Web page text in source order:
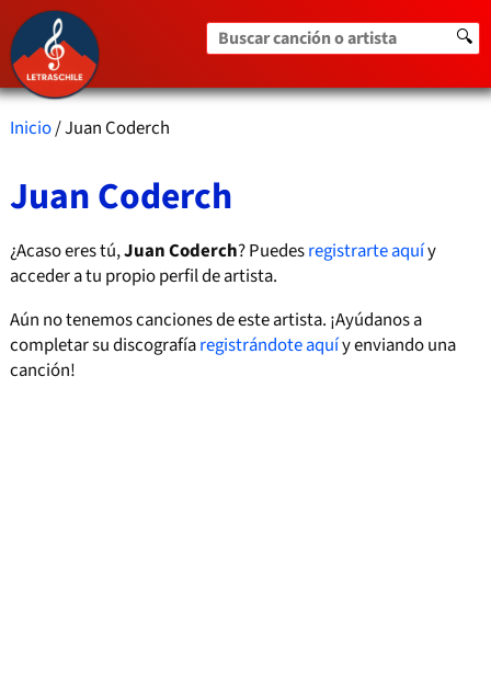
Buscar canción o artista 🔍
Inicio/ Juan Coderch
Juan Coderch
¿Acaso eres tú,Juan Coderch? Puedesregistrarte aquíy
acceder a tu propio perfil de artista.
Aún no tenemos canciones de este artista. ¡Ayúdanos a
completar su discografíaregistrándote aquíy enviando una
canción!